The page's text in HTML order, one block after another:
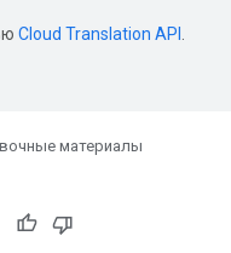
Cloud Translation API
материалы